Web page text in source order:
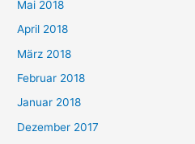
Mai 2018
April 2018
März 2018
Februar 2018
Januar 2018
Dezember 2017